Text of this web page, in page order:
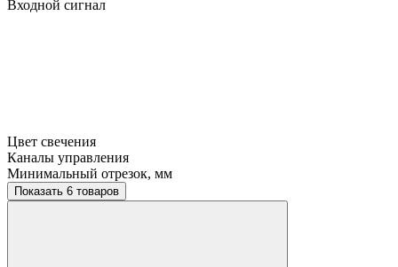
Входной сигнал
Цвет свечения
Каналы управления
Минимальный отрезок, мм
Показать 6 товаров